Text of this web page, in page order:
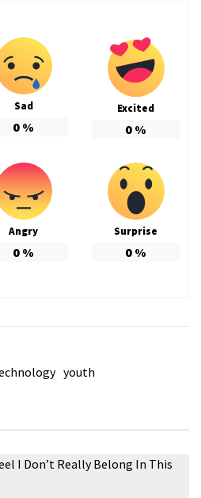
Sad
0 %
Excited
0 %
Angry
0 %
Surprise
0 %
youth